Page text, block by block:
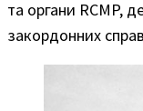
та органи RCMP,
закордонних